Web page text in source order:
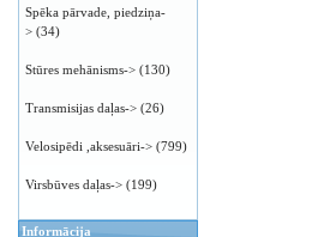
Spēka pārvade, piedziņa-
> (34)
Stūres mehānisms-> (130)
Transmisijas daļas-> (26)
Velosipēdi ,aksesuāri-> (799)
Virsbūves daļas-> (199)
Informācija